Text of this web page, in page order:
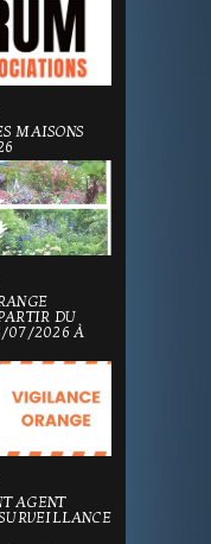
MAISONS
DU
07/2026 À
AGENT